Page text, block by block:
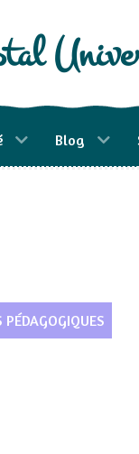
Blog
PÉDAGOGIQUES